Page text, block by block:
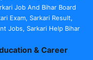
Job And Bihar Board
Exam, Sarkari Result,
Jobs, Sarkari Help Bihar
& Career